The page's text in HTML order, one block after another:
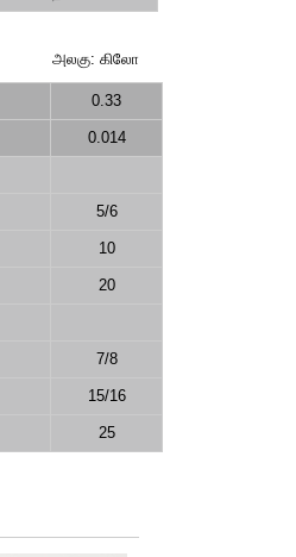
அலகு: கிலோ
0.33
0.014
5/6
10
20
7/8
15/16
25